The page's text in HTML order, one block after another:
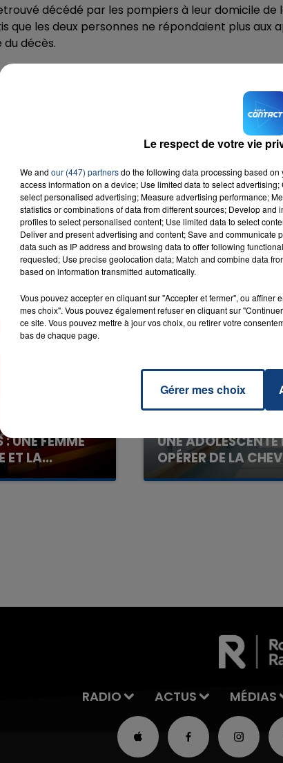
décédé par les pompiers à leur domicile de
que les deux personnes ne répondaient plus aux
décès.
Girlfriend
TAYC
RADIO CONTACT
: UNE FEMME
ET LA...
feu après avoir
UNE
OPÉRER DE LA
La famille a porté
RADIO ACTUS MÉDIAS
Le respect de votre vie
We and our (447) partnersdo the following data processing based
access information on a device; Use limited data to select
select personalised advertising; Measure advertising performance;
statistics or combinations of data from different sources; Develop
profiles to select personalised content; Use limited data to select
Deliver and present advertising and content; Save and
data such as IP address and browsing data to offer following
requested; Use precise geolocation data; Match and combine data
based on information transmitted automatically.
Vous pouvez accepter en cliquant sur "Accepter et fermer", ou
mes choix". Vous pouvez également refuser en cliquant sur
ce site. Vous pouvez mettre à jour vos choix, ou retirer votre
bas de chaque page.
Gérer mes choix